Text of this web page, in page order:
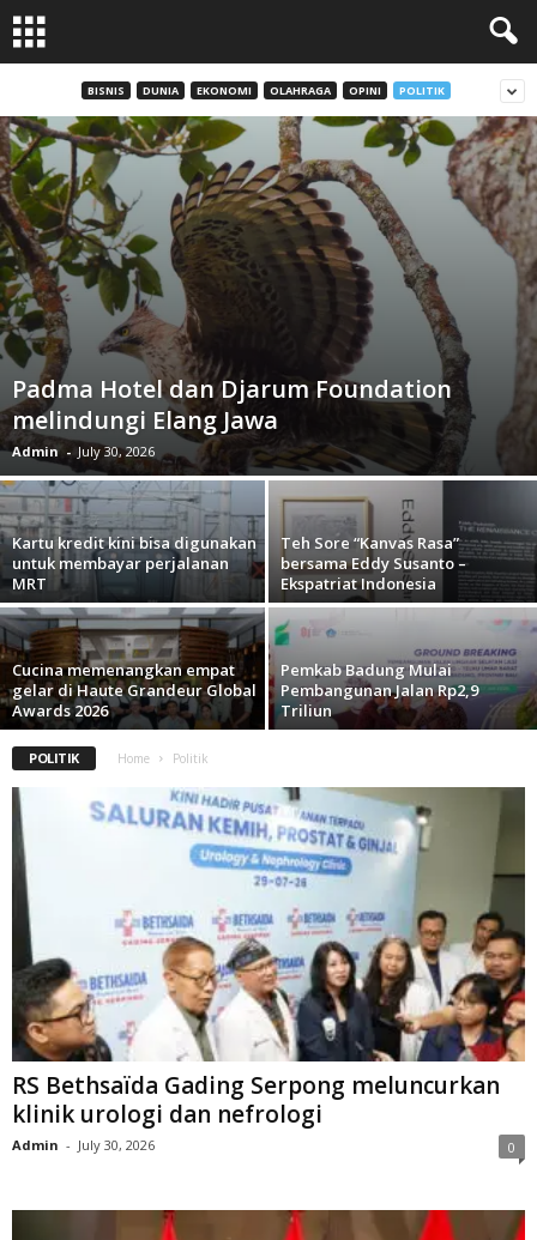
BISNIS DUNIA EKONOMI OLAHRAGA OPINI POLITIK
Padma Hotel dan Djarum Foundation
melindungi Elang Jawa
Admin - July 30, 2026
Kartu kredit kini bisa digunakan
untuk membayar perjalanan
MRT
Teh Sore “Kanvas Rasa”
bersama Eddy Susanto –
Ekspatriat Indonesia
Cucina memenangkan empat
gelar di Haute Grandeur Global
Awards 2026
Pemkab Badung Mulai
Pembangunan Jalan Rp2,9
Triliun
POLITIK Home Politik
RS Bethsaïda Gading Serpong meluncurkan
klinik urologi dan nefrologi
Admin - July 30, 2026 0